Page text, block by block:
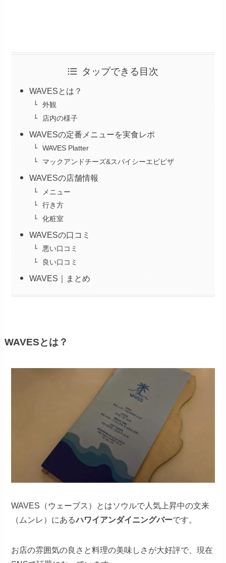
タップできる目次
WAVESとは？
外観
店内の様子
WAVESの定番メニューを実食レポ
WAVES Platter
マックアンドチーズ&スパイシーエビピザ
WAVESの店舗情報
メニュー
行き方
化粧室
WAVESの口コミ
悪い口コミ
良い口コミ
WAVES｜まとめ
WAVESとは？
WAVES（ウェーブス）とはソウルで人気上昇中の文来
（ムンレ）にあるハワイアンダイニングバーです。
お店の雰囲気の良さと料理の美味しさが大好評で、現在